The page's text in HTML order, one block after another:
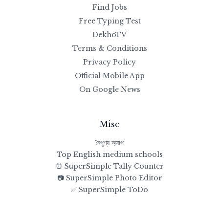
Find Jobs
Free Typing Test
DekhoTV
Terms & Conditions
Privacy Policy
Official Mobile App
On Google News
Misc
নৈপুণ্য অ্যাপ
Top English medium schools
⏰ SuperSimple Tally Counter
📷 SuperSimple Photo Editor
✅ SuperSimple ToDo